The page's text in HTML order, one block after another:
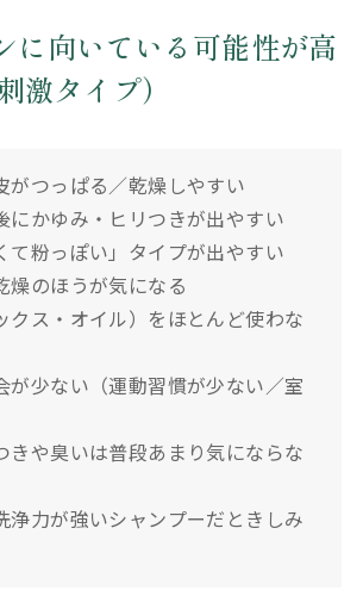
に向いている可能性が高
激タイプ）
がつっぱる／乾燥しやすい
にかゆみ・ヒリつきが出やすい
て粉っぽい」タイプが出やすい
燥のほうが気になる
クス・オイル）をほとんど使わな
が少ない（運動習慣が少ない／室
きや臭いは普段あまり気にならな
浄力が強いシャンプーだときしみ